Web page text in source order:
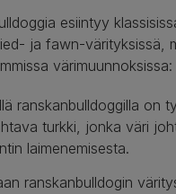
esiintyy
ja fawn-värityksissä,
värimuunnoksissa:
ranskanbulldoggilla on
turkki, jonka väri
laimenemisesta.
ranskanbulldogin